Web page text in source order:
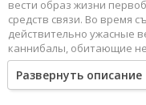
вести образ жизни
средств связи. Во время
действительно ужасные
каннибалы, обитающие
съемочная группа.
Людоеды используют
кровопролитий, по
Развернуть описание